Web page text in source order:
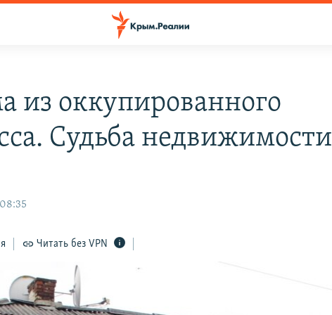
из оккупированного
Судьба недвижимости
Читать без VPN